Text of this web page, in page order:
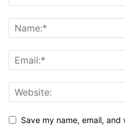
Save my name, email,